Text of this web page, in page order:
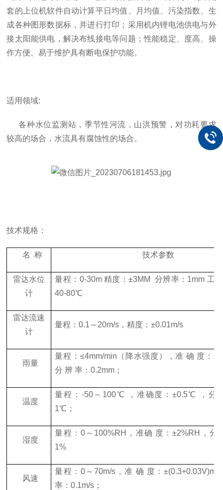
套的上位机软件自动计算平日均值、月均值、污染指数、生
成各种图形数据标，并进行打印；采用机内锂电池供电与外
接太阳能供电，解决布线接电等问题；性能稳定、度高、操
作方便、易于维护具有断电保护功能。
适用领域:
各种水位监测站，季节性河流，山洪预警，对功耗要求
较高的场合，水流具有腐蚀性的场合。
技术规格：
名 称 技术参数
雷达水位
计
量程： 0-30m 精度：±3MM 分辨率： 1mm 工
40-80℃
雷达流速
计
量程：0.1 ～ 20m/s ，精度：±0.01m/s
雨量
量程：≤4mm/min （降水强度），准 确 度：±
分 辨 率：0.2mm ；
温度
量程： -50～ 100℃ ，准确度：±0.5℃ ，分
1℃；
湿度
量程： 0～ 100%RH ，准确 度：±2%RH
，分
1%
风速
量程： 0～70m/s ，准 确 度：±(0.3+0.03V)m/s
率：0.1m/s ；